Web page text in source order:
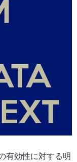
有効性に対する明